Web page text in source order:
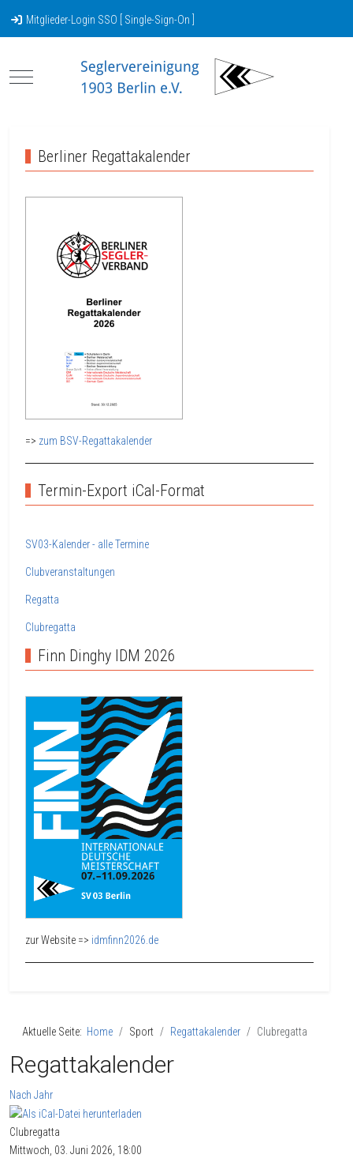
Mitglieder-Login SSO [ Single-Sign-On ]
Mobile Menu Toggle
Berliner Regattakalender
=> zum BSV-Regattakalender
Termin-Export iCal-Format
SV03-Kalender - alle Termine
Clubveranstaltungen
Regatta
Clubregatta
Finn Dinghy IDM 2026
zur Website => idmfinn2026.de
Aktuelle Seite: Home Sport Regattakalender Clubregatta
Regattakalender
Nach Jahr
Clubregatta
Mittwoch, 03. Juni 2026, 18:00